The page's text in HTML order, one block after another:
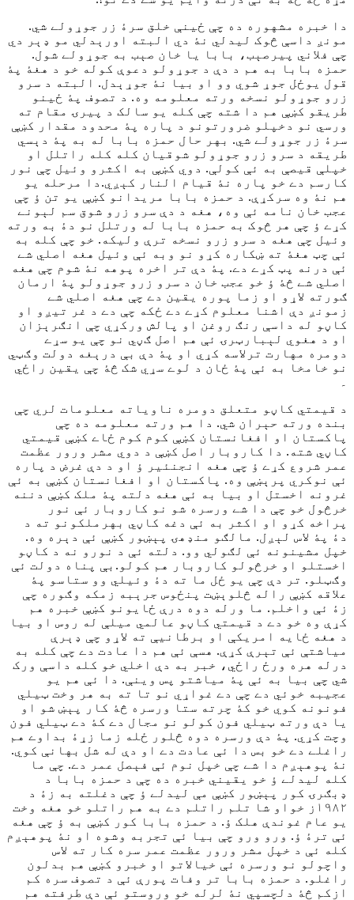
دا خبره مشهوره ده چې ځينې خلق سرۀ زر جوړولے شي.
مونږ داسې څوک ليدلي نۀ دي البته اورېدلي مو ډېر دي
چې فلاني پيرصېب، بابا يا خان صېب به جوړولے شول.
حمزه بابا به هم د دې د جوړولو دعوې کوله خو د هغۀ پۀ
قول يوځل جوړ شوي وو او بيا نۀ جوړېدل. البته د سرو
زرو جوړولو نسخه ورته معلومه وه. د تصوف پۀ ځينو
طريقو کښې هم دا شته چې کله يو سالک د پيرۍ مقام ته
ورسي نو دخپلو ضرورتونو د پاره پۀ محدود مقدار کښې
سرۀ زر جوړولے شي. بهر حال حمزه بابا له به پۀ دېسي
طريقه د سرو زرو جوړولو شوقيان کله کله راتلل او
خپلې قيصې به ئې کولې. دوي کښې به اکثرو وئيل چې نور
کارسم دے خو پاره نۀ قيام النار کېږي.دا مرحله يو
هم نۀ وه سرکړې. د حمزه بابا مريدانو کښې يو تن ؤ چې
عجب خان نامه ئې وه، هغه د دې سرو زرو شوق سم لېونے
کړے ؤ چې هر څوک به حمزه بابا له ورتلل نو دۀ به ورته
وئيل چې هغه د سرو زرو نسخه ترې وليکه. خو چې کله به
ئې چټ هغۀ ته ښکاره کړو نو وبه ئې وئيل هغه اصلي شے
ئې درنه پټ کړے دے. پۀ دې تر اخره پوهه نۀ شوم چې هغه
اصلي شے څۀ ؤ خو عجب خان د سرو زرو جوړولو پۀ ارمان
ګورته لاړو او زما پوره يقين دے چې هغه اصلي شے
زمونږ دې اشنا معلوم کړے دے ځکه چې دے د غر تيږو او
کاڼو له داسې رنګ روغن او پالش ورکړي چې انګرېزان
او د هغوي لېبارټرۍ ئې هم اصل ګڼي نو چې يو سړے
دومره مهارت ترلاسه کړي او پۀ دې بې درېغه دولت وګټي
نو خامخا به ئې پۀ ځان د لوے سړي شک څۀ چې يقين راځي
د قيمتي کاڼو متعلق دومره ناوياته معلومات لري چې
بنده ورته حېران شي. دا هم ورته معلومه ده چې
پاکستان او افغانستان کښې کوم کوم ځاے کښې قيمتي
کاڼي شته. دا کاروبار اصل کښې د دوي مشر ورور عظمت
عمر شروع کړے ؤ چې هغه انجنئير ؤ او د دې غرض د پاره
ئې نوکري پرېښې وه. پاکستان او افغانستان کښې به ئې
غرونه اخستل او بيا به ئې هغه دلته پۀ ملک کښې دننه
خرڅول خو چې دا شے ورسره شو نو کاروبار ئې نور
پراخه کړو او اکثر به ئې دغه کاڼي بهرملکونو ته د
دۀ پۀ لاس لېږل. مالګو منډهۍ پېښور کښې ئې دېره وه.
خپل مشينونه ئې لګولي وو. دلته ئې د نورو نه د کاڼو
اخستلو او خرڅولو کاروبار هم کولو.بې پناه دولت ئې
وګټلو. تر دې چې يو ځل ما ته دۀ وئيلي وو ستاسو پۀ
علاقه کښې راله څلوېښت پنځوس جرېبه زمکه وګوره چې
زۀ ئې واخلم. ما ورله دوه درې ځايونو کښې خبره هم
کړې وه خو دے د قيمتي کاڼو عالمي ميلې له روس او بيا
د هغه ځايه امريکې او برطانيې ته لاړو چې ډېرې
مياشتې ئې تېرې کړې. هسې ئې هم دا عادت دے چې کله به
درله هره ورځ راځي، خبر به دې اخلي خو کله داسې ورک
شي چې بيا به ئې پۀ مياشتو پس وينې. دا ئې هم يو
عجيبه خوئي دے چې دے غواړي نو تا ته به هر وخت ټيلي
فونونه کوي خو کۀ چرته ستا ورسره څۀ کار پېښ شو او
يا دې ورته ټيلي فون کولو نو مجال دے کۀ دے ټيلي فون
وچت کړي. پۀ دې ورسره دوه څلور ځله زما زړۀ بداوے هم
راغلے دے خو بس دا ئې عادت دے او دې له شل بهانې کوي.
نۀ پوهېږم دا شے چې خپل نوم ئې فېصل عمر دے. چې ما
کله ليدلے ؤ خو يقيني خبره ده چې د حمزه بابا د
ډبګرۍ کور پېښور کښې مې ليدلے ؤ چې دغلته به زۀ د
١٩٨٢ز خواو شا تلم راتلم دے به هم راتلو خو هغه وخت
يو عام غوندې هلک ؤ. د حمزه بابا کور کښې به ؤ چې هغه
ئې ترۀ ؤ. ورو ورو چې بيا ئې تجربه وشوه او نۀ پوهېږم
کله ئې د خپل مشر ورور عظمت عمر سره کار ته لاس
واچولو نو ورسره ئې خيالاتو او خبرو کښې هم بدلون
راغلو. د حمزه بابا تر وفات پورې ئې د تصوف سره کم
ازکم څۀ دلچسپي نۀ لرله خو وروستو ئې دې طرفته هم